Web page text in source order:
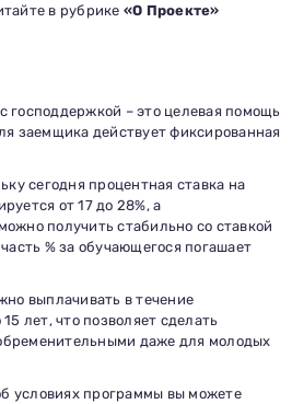
в рубрике «О Проекте»
господдержкой – это целевая помощь
заемщика действует фиксированная
сегодня процентная ставка на
от 17 до 28%, а
получить стабильно со ставкой
% за обучающегося погашает
выплачивать в течение
лет, что позволяет сделать
даже для молодых
условиях программы вы можете